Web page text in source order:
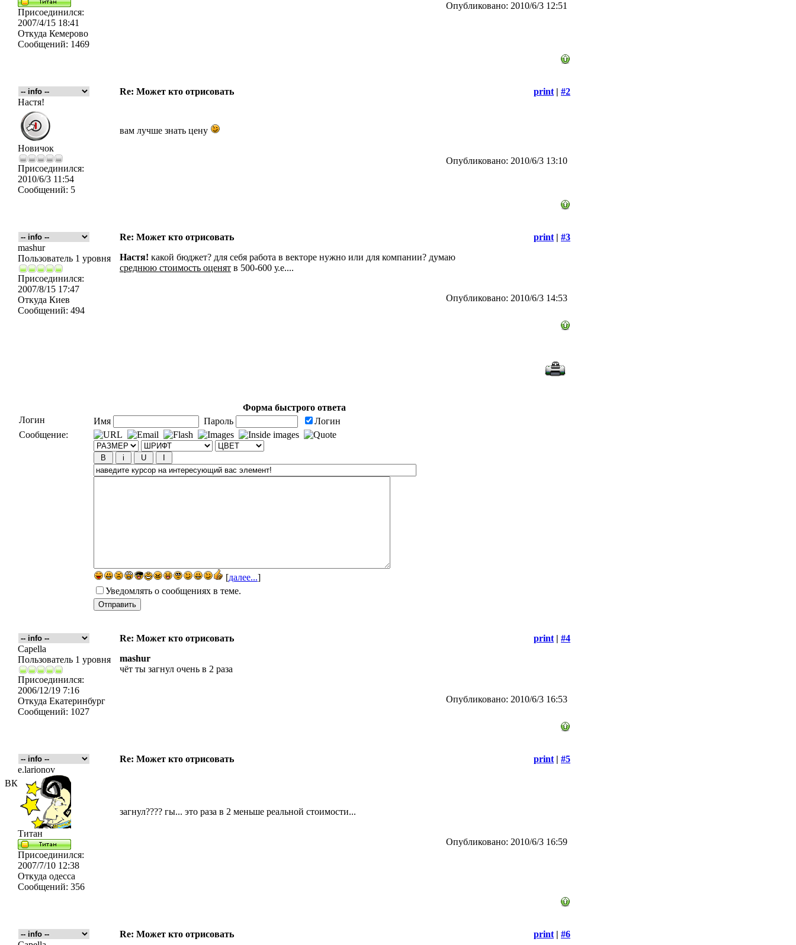
ВК
Присоединился:
2007/4/15 18:41
Откуда Кемерово
Сообщений: 1469
Опубликовано: 2010/6/3 12:51
Re: Может кто отрисовать print | #2
Настя!
Новичок
Присоединился:
2010/6/3 11:54
Сообщений: 5
вам лучше знать цену
Опубликовано: 2010/6/3 13:10
Re: Может кто отрисовать print | #3
mashur
Пользователь 1 уровня
Присоединился:
2007/8/15 17:47
Откуда Киев
Сообщений: 494
Настя! какой бюджет? для себя работа в векторе нужно или для компании? думаю
среднюю стоимость оценят в 500-600 у.е....
Опубликовано: 2010/6/3 14:53
Re: Может кто отрисовать print | #4
Capella
Пользователь 1 уровня
Присоединился:
2006/12/19 7:16
Откуда Екатеринбург
Сообщений: 1027
mashur
чёт ты загнул очень в 2 раза
Опубликовано: 2010/6/3 16:53
Re: Может кто отрисовать print | #5
e.larionov
Титан
Присоединился:
2007/7/10 12:38
Откуда одесса
Сообщений: 356
загнул???? гы... это раза в 2 меньше реальной стоимости...
Опубликовано: 2010/6/3 16:59
Re: Может кто отрисовать print | #6
Форма быстрого ответа
Логин
Имя Пароль
Логин
Сообщение:
[далее...]
Уведомлять о сообщениях в теме.